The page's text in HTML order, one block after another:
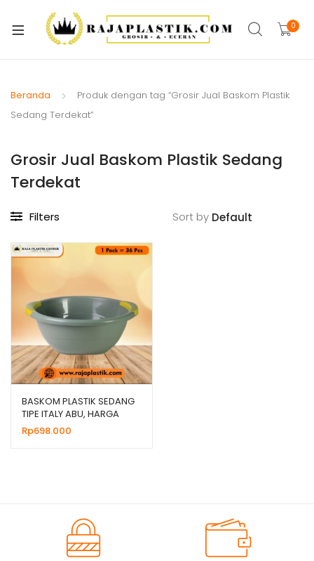
0
Beranda
Produk dengan tag “Grosir Jual Baskom Plastik
Sedang Terdekat”
Grosir Jual Baskom Plastik Sedang
Terdekat
Filters Sort by
BASKOM PLASTIK SEDANG
TIPE ITALY ABU, HARGA
GROSIR MURAH
Rp698.000